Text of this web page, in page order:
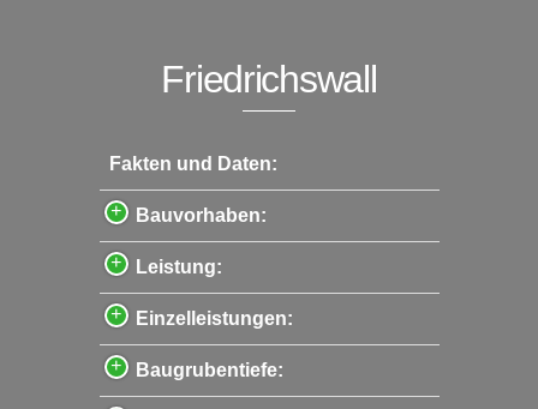
Friedrichswall
Fakten und Daten:
Bauvorhaben:
Leistung:
Einzelleistungen:
Baugrubentiefe: